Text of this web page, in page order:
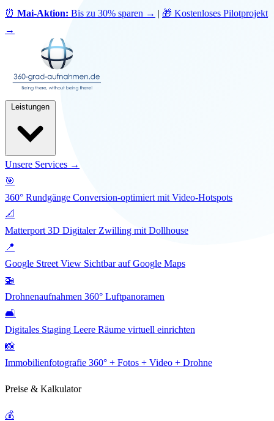
⏰ Mai-Aktion: Bis zu 30% sparen → | 🎁 Kostenloses Pilotprojekt
→
Unsere Services →
🎯
360° Rundgänge Conversion-optimiert mit Video-Hotspots
📐
Matterport 3D Digitaler Zwilling mit Dollhouse
📍
Google Street View Sichtbar auf Google Maps
🚁
Drohnenaufnahmen 360° Luftpanoramen
🛋️
Digitales Staging Leere Räume virtuell einrichten
📸
Immobilienfotografie 360° + Fotos + Video + Drohne
Preise & Kalkulator
💰